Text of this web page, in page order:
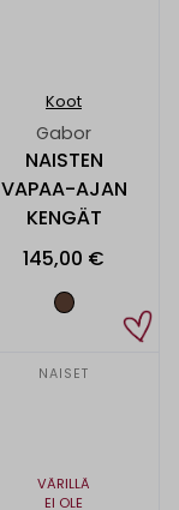
Koot
Gabor
NAISTEN
VAPAA-AJAN
KENGÄT
145,00 €
NAISET
VÄRILLÄ
EI OLE